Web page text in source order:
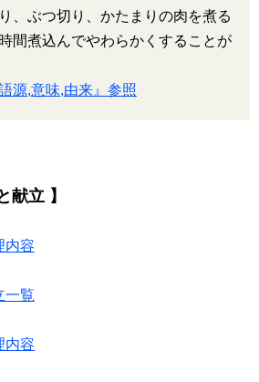
、ぶつ切り、かたまりの肉を煮る
間煮込んでやわらかくすることが
源,意味,由来』参照
献立 】
内容
一覧
内容